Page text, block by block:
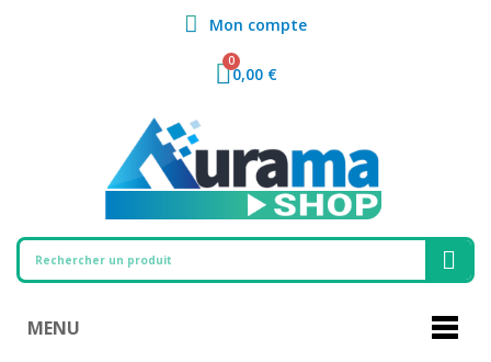
Mon compte
0,00 €
MENU